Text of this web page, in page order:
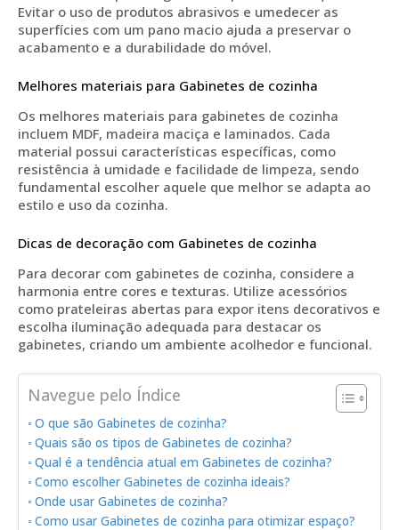
Evitar o uso de produtos abrasivos e umedecer as
superfícies com um pano macio ajuda a preservar o
acabamento e a durabilidade do móvel.
Melhores materiais para Gabinetes de cozinha
Os melhores materiais para gabinetes de cozinha
incluem MDF, madeira maciça e laminados. Cada
material possui características específicas, como
resistência à umidade e facilidade de limpeza, sendo
fundamental escolher aquele que melhor se adapta ao
estilo e uso da cozinha.
Dicas de decoração com Gabinetes de cozinha
Para decorar com gabinetes de cozinha, considere a
harmonia entre cores e texturas. Utilize acessórios
como prateleiras abertas para expor itens decorativos e
escolha iluminação adequada para destacar os
gabinetes, criando um ambiente acolhedor e funcional.
Navegue pelo Índice
O que são Gabinetes de cozinha?
Quais são os tipos de Gabinetes de cozinha?
Qual é a tendência atual em Gabinetes de cozinha?
Como escolher Gabinetes de cozinha ideais?
Onde usar Gabinetes de cozinha?
Como usar Gabinetes de cozinha para otimizar espaço?